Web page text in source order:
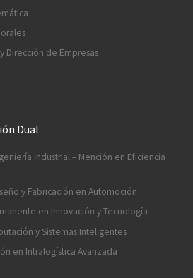
Dirección de Empresas
Dual
Industrial – Mención en Eficiencia
y Fabricación en Automoción
en Innovación y Tecnología
y Sistemas Inteligentes
en Intralogística Avanzada